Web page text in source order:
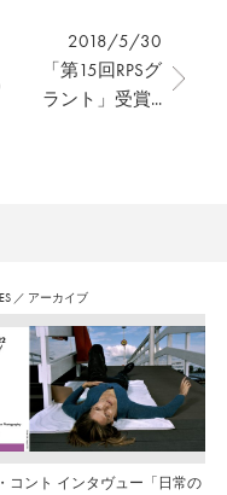
2018/5/30
「第15回RPSグ
ラント」受賞...
／ アーカイブ
コント インタヴュー「日常の